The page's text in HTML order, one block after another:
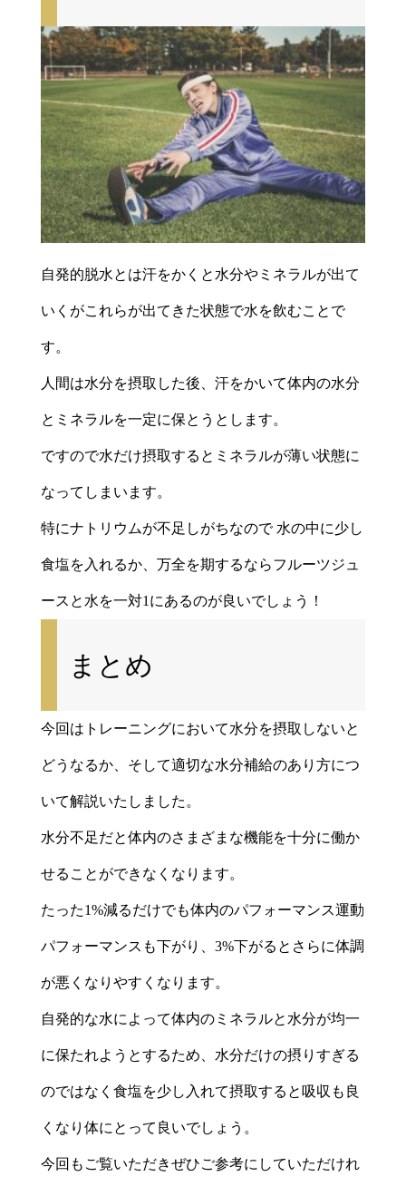
自発的脱水とは汗をかくと水分やミネラルが出て
いくがこれらが出てきた状態で水を飲むことで
す。
人間は水分を摂取した後、汗をかいて体内の水分
とミネラルを一定に保とうとします。
ですので水だけ摂取するとミネラルが薄い状態に
なってしまいます。
特にナトリウムが不足しがちなので 水の中に少し
食塩を入れるか、万全を期するならフルーツジュ
ースと水を一対1にあるのが良いでしょう！
まとめ
今回はトレーニングにおいて水分を摂取しないと
どうなるか、そして適切な水分補給のあり方につ
いて解説いたしました。
水分不足だと体内のさまざまな機能を十分に働か
せることができなくなります。
たった1%減るだけでも体内のパフォーマンス運動
パフォーマンスも下がり、3%下がるとさらに体調
が悪くなりやすくなります。
自発的な水によって体内のミネラルと水分が均一
に保たれようとするため、水分だけの摂りすぎる
のではなく食塩を少し入れて摂取すると吸収も良
くなり体にとって良いでしょう。
今回もご覧いただきぜひご参考にしていただけれ